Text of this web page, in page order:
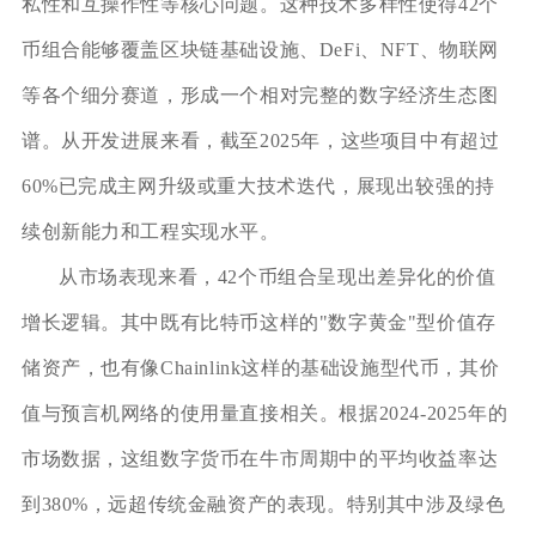
私性和互操作性等核心问题。这种技术多样性使得42个
币组合能够覆盖区块链基础设施、DeFi、NFT、物联网
等各个细分赛道，形成一个相对完整的数字经济生态图
谱。从开发进展来看，截至2025年，这些项目中有超过
60%已完成主网升级或重大技术迭代，展现出较强的持
续创新能力和工程实现水平。
从市场表现来看，42个币组合呈现出差异化的价值
增长逻辑。其中既有比特币这样的"数字黄金"型价值存
储资产，也有像Chainlink这样的基础设施型代币，其价
值与预言机网络的使用量直接相关。根据2024-2025年的
市场数据，这组数字货币在牛市周期中的平均收益率达
到380%，远超传统金融资产的表现。特别其中涉及绿色